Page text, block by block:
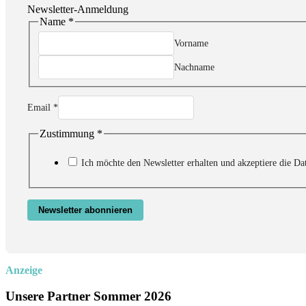
Newsletter-Anmeldung
Name *
Vorname
Nachname
Email *
Name
Zustimmung
Zustimmung *
Ich möchte den Newsletter erhalten und akzeptiere die
Newsletter abonnieren
Anzeige
Unsere Partner Sommer 2026